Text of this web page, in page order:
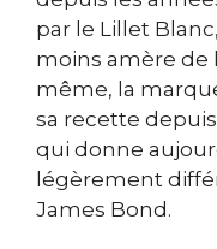
par le Lillet
moins amère de
même, la
sa recette
qui donne
légèrement
James Bond.